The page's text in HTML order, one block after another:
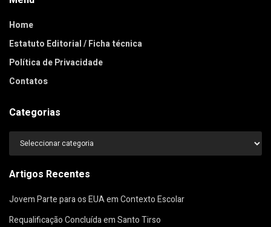
Home
Estatuto Editorial / Ficha técnica
Política de Privacidade
Contatos
Categorias
Categorias
Artigos Recentes
Jovem Parte para os EUA em Contexto Escolar
Requalificação Concluída em Santo Tirso